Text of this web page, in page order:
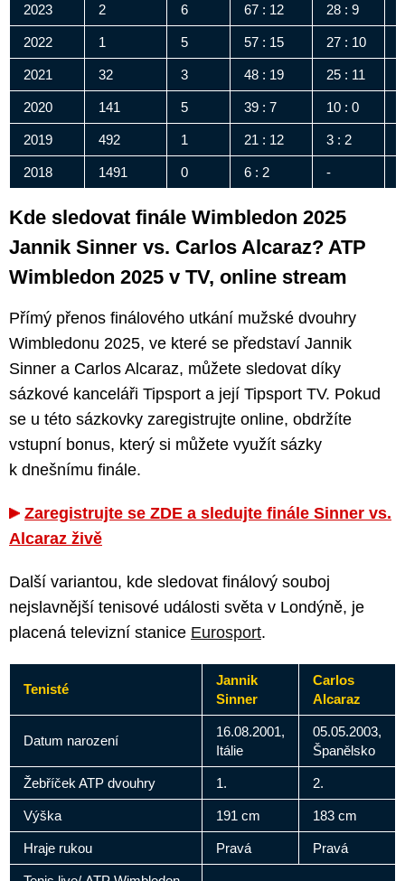
2023 2 6 67 : 12 28 : 9
2022 1 5 57 : 15 27 : 10
2021 32 3 48 : 19 25 : 11
2020 141 5 39 : 7 10 : 0
2019 492 1 21 : 12 3 : 2
2018 1491 0 6 : 2 -
Kde sledovat finále Wimbledon 2025
Jannik Sinner vs. Carlos Alcaraz? ATP
Wimbledon 2025 v TV, online stream
Přímý přenos finálového utkání mužské dvouhry
Wimbledonu 2025, ve které se představí Jannik
Sinner a Carlos Alcaraz, můžete sledovat díky
sázkové kanceláři Tipsport a její Tipsport TV. Pokud
se u této sázkovky zaregistrujte online, obdržíte
vstupní bonus, který si můžete využít sázky
k dnešnímu finále.
Zaregistrujte se ZDE a sledujte finále Sinner vs.
Alcaraz živě
Další variantou, kde sledovat finálový souboj
nejslavnější tenisové události světa v Londýně, je
placená televizní stanice Eurosport.
Tenisté
Jannik
Sinner
Carlos
Alcaraz
Datum narození
16.08.2001,
Itálie
05.05.2003,
Španělsko
Žebříček ATP dvouhry 1. 2.
Výška 191 cm 183 cm
Hraje rukou Pravá Pravá